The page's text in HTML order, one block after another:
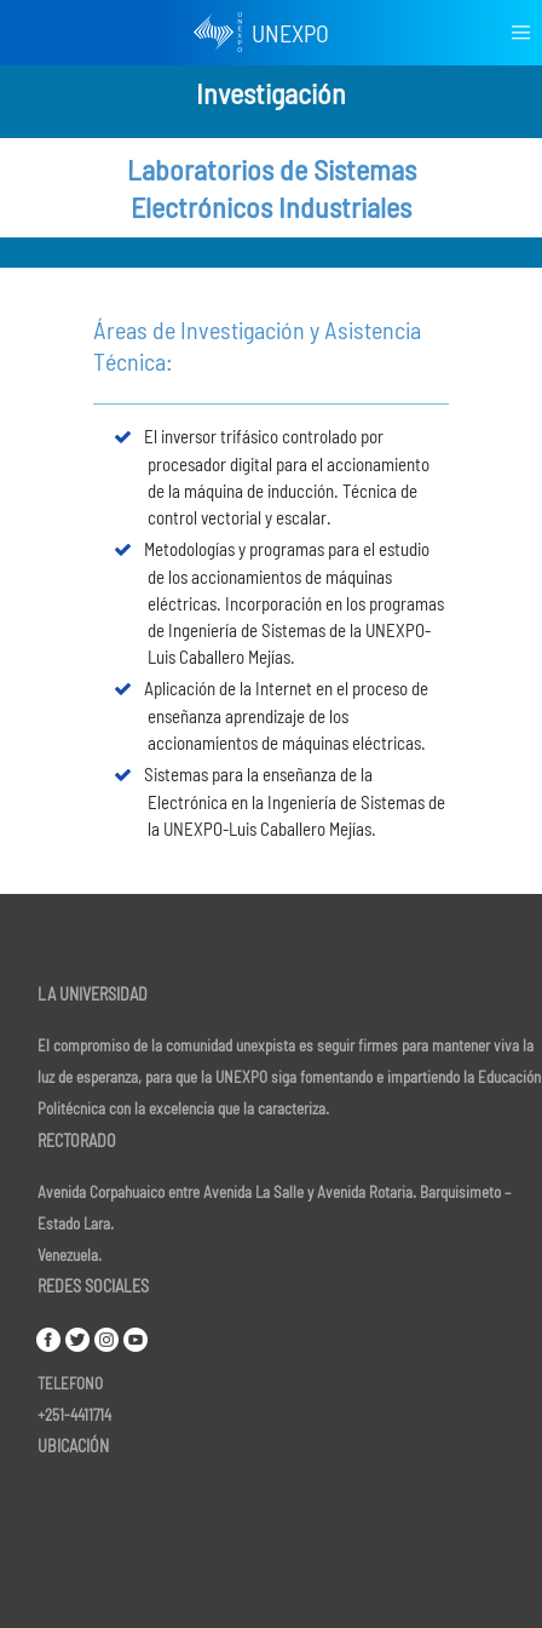
UNEXPO
Investigación
Laboratorios de Sistemas
Electrónicos Industriales
Áreas de Investigación y Asistencia
Técnica:
El inversor trifásico controlado por
procesador digital para el accionamiento
de la máquina de inducción. Técnica de
control vectorial y escalar.
Metodologías y programas para el estudio
de los accionamientos de máquinas
eléctricas. Incorporación en los programas
de Ingeniería de Sistemas de la UNEXPO-
Luis Caballero Mejías.
Aplicación de la Internet en el proceso de
enseñanza aprendizaje de los
accionamientos de máquinas eléctricas.
Sistemas para la enseñanza de la
Electrónica en la Ingeniería de Sistemas de
la UNEXPO-Luis Caballero Mejías.
LA UNIVERSIDAD
El compromiso de la comunidad unexpista es seguir firmes para mantener viva la
luz de esperanza, para que la UNEXPO siga fomentando e impartiendo la Educación
Politécnica con la excelencia que la caracteriza.
RECTORADO
Avenida Corpahuaico entre Avenida La Salle y Avenida Rotaria. Barquisimeto –
Estado Lara.
Venezuela.
REDES SOCIALES
TELEFONO
+251-4411714
UBICACIÓN